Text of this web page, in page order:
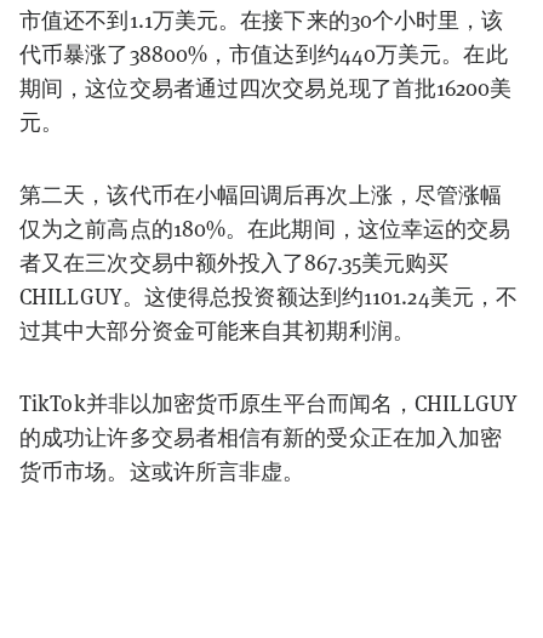
市值还不到1.1万美元。在接下来的30个小时里，该
代币暴涨了38800%，市值达到约440万美元。在此
期间，这位交易者通过四次交易兑现了首批16200美
元。
第二天，该代币在小幅回调后再次上涨，尽管涨幅
仅为之前高点的180%。在此期间，这位幸运的交易
者又在三次交易中额外投入了867.35美元购买
CHILLGUY。这使得总投资额达到约1101.24美元，不
过其中大部分资金可能来自其初期利润。
TikTok并非以加密货币原生平台而闻名，CHILLGUY
的成功让许多交易者相信有新的受众正在加入加密
货币市场。这或许所言非虚。